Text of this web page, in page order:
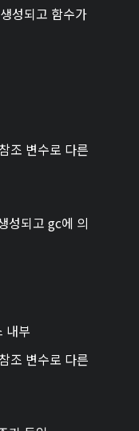
성되고 함수가
조 변수로 다른
성되고 gc에 의
내부
조 변수로 다른